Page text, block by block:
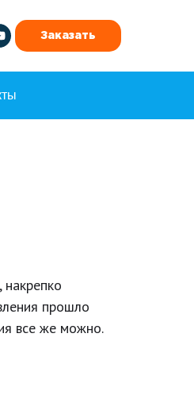
Заказать
прошло
все же можно.